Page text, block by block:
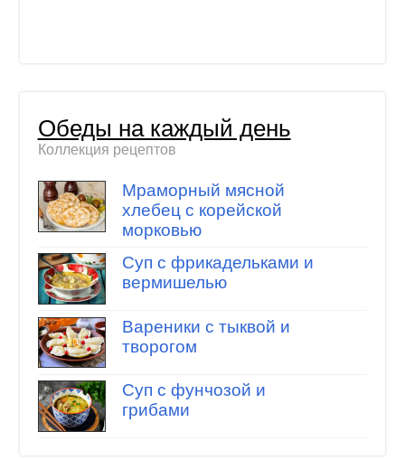
Обеды на каждый день
Коллекция рецептов
Мраморный мясной
хлебец с корейской
морковью
Суп с фрикадельками и
вермишелью
Вареники с тыквой и
творогом
Суп с фунчозой и
грибами